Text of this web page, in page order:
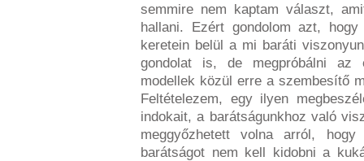
semmire nem kaptam választ,
hallani. Ezért gondolom azt,
keretein belül a mi baráti
gondolat is, de megpróbálni az
modellek közül erre a szembesítő
Feltételezem, egy ilyen
indokait, a barátságunkhoz való
meggyőzhetett volna arról,
barátságot nem kell kidobni a